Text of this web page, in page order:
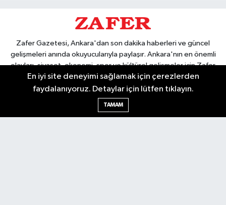
Zafer Gazetesi, Ankara'dan son dakika haberleri ve güncel
gelişmeleri anında okuyucularıyla paylaşır. Ankara'nın en önemli
olayları, siyaset, ekonomi, spor ve kültürel gelişmeler için Zafer
Gazetesi'ni takip edin. Başkentin güvendiği haber kaynağı.
En iyi site deneyimi sağlamak için çerezlerden
faydalanıyoruz. Detaylar için lütfen tıklayın.
TAMAM